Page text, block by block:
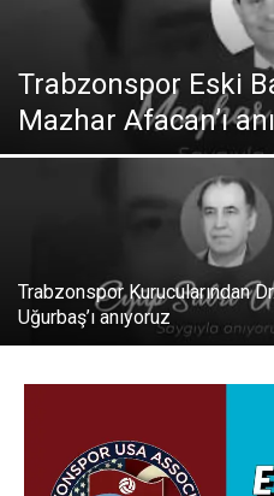
Trabzonspor Eski
Mazhar Afacan’ı
Trabzonspor Kurucularından
Uğurbaş’ı anıyoruz